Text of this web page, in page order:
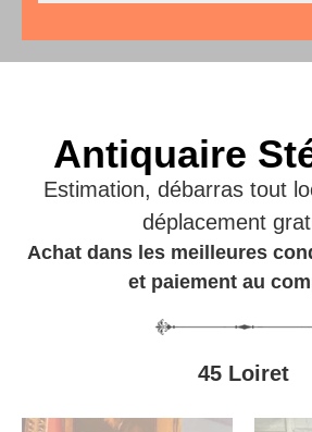
Antiquaire
Estimation, débarras tout
déplacement
Achat dans les meilleures
et paiement au
45 Loiret